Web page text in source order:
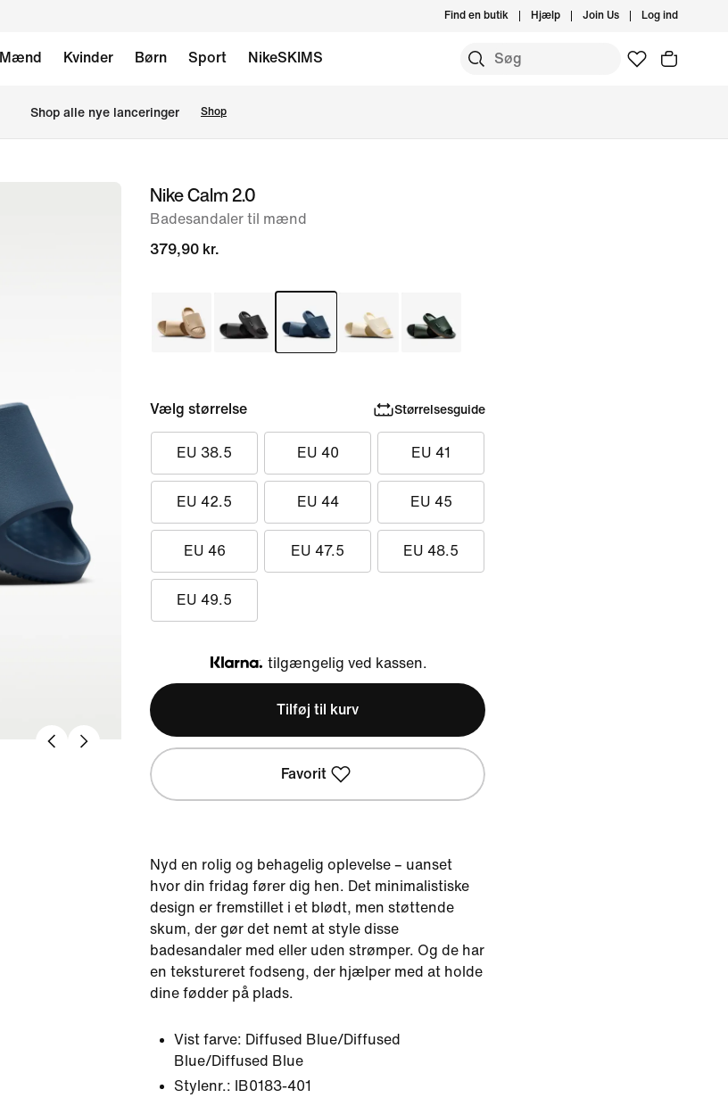
Find en butik Hjælp Join Us Log ind
Mænd Kvinder Børn Sport NikeSKIMS
Shop alle nye lanceringer Shop
billedeNike Calm 2.0
Badesandaler til mænd
379,90 kr.
Vælg størrelse Størrelsesguide
EU 38.5 EU 40 EU 41
EU 42.5 EU 44 EU 45
EU 46 EU 47.5 EU 48.5
EU 49.5
Klarna
tilgængelig ved kassen.
Tilføj til kurv
Favorit
Nyd en rolig og behagelig oplevelse – uanset
hvor din fridag fører dig hen. Det minimalistiske
design er fremstillet i et blødt, men støttende
skum, der gør det nemt at style disse
badesandaler med eller uden strømper. Og de har
en tekstureret fodseng, der hjælper med at holde
dine fødder på plads.
Vist farve: Diffused Blue/Diffused
Blue/Diffused Blue
Stylenr.:
IB0183-401